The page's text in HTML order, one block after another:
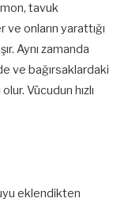
tavuk
onların yarattığı
Aynı zamanda
ve bağırsaklardaki
Vücudun hızlı
eklendikten